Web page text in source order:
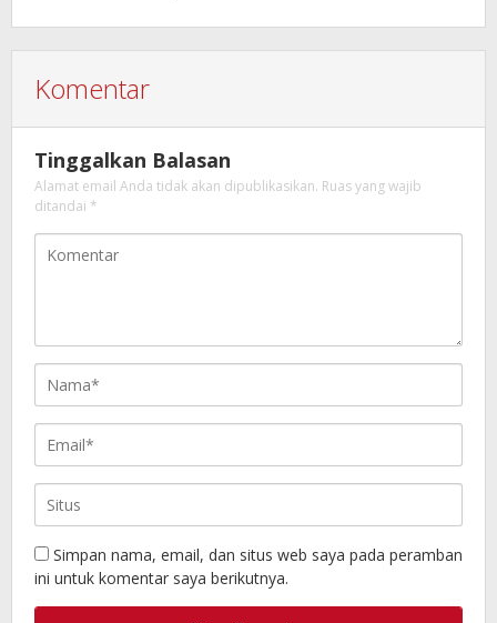
Komentar
Tinggalkan Balasan
Alamat email Anda tidak akan dipublikasikan. Ruas yang wajib
ditandai *
Simpan nama, email, dan situs web saya pada peramban
ini untuk komentar saya berikutnya.